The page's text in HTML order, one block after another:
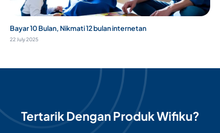
Bayar 10 Bulan, Nikmati 12 bulan internetan
22 July 2025
Tertarik Dengan Produk Wifiku?